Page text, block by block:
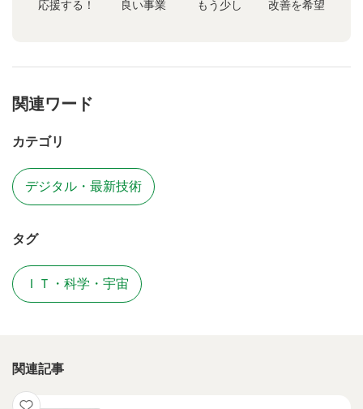
応援する！ 良い事業 もう少し 改善を希望
関連ワード
カテゴリ
デジタル・最新技術
タグ
ＩＴ・科学・宇宙
関連記事